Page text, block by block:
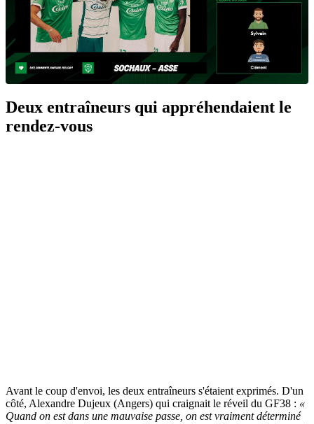
Deux entraîneurs qui appréhendaient le
rendez-vous
Avant le coup d'envoi, les deux entraîneurs s'étaient exprimés. D'un
côté, Alexandre Dujeux (Angers) qui craignait le réveil du GF38 : «
Quand on est dans une mauvaise passe, on est vraiment déterminé